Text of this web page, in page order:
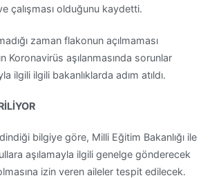
ve çalışması olduğunu kaydetti.
zaman flakonun açılmaması
Koronavirüs aşılanmasında sorunlar
ilgili ilgili bakanlıklarda adım atıldı.
bilgiye göre, Milli Eğitim Bakanlığı ile
aşılamayla ilgili genelge gönderecek
izin veren aileler tespit edilecek.